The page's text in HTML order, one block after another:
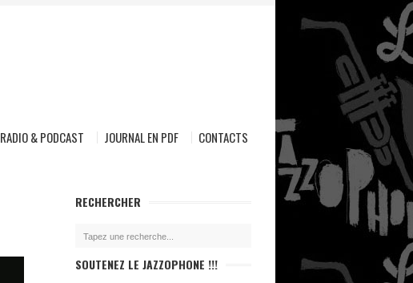
RADIO & PODCAST JOURNAL EN PDF CONTACTS
RECHERCHER
SOUTENEZ LE JAZZOPHONE !!!